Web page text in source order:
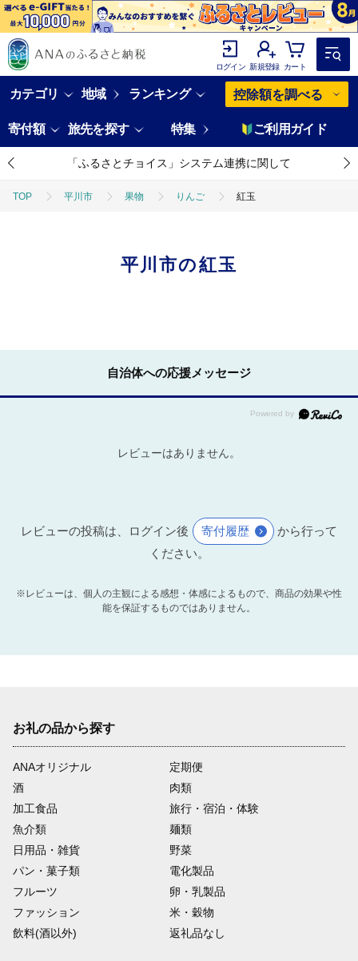
ログイン 新規登録 カート
カテゴリ 地域 ランキング 控除額を調べる
寄付額 旅先を探す 特集 ご利用ガイド
「ふるさとチョイス」システム連携に関して
TOP 平川市 果物 りんご 紅玉
平川市の紅玉
自治体への応援メッセージ
レビューはありません。
レビューの投稿は、ログイン後 寄付履歴
から行って
ください。
※レビューは、個人の主観による感想・体感によるもので、商品の効果や性
能を保証するものではありません。
お礼の品から探す
ANAオリジナル
定期便
酒
肉類
加工食品
旅行・宿泊・体験
魚介類
麺類
日用品・雑貨
野菜
パン・菓子類
電化製品
フルーツ
卵・乳製品
ファッション
米・穀物
飲料(酒以外)
返礼品なし